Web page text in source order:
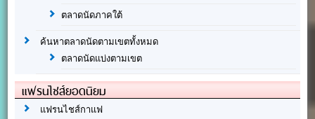
ตลาดนัดภาคใต้
ค้นหาตลาดนัดตามเขตทั้งหมด
ตลาดนัดแบ่งตามเขต
แฟรนไชส์ยอดนิยม
แฟรนไชส์กาแฟ